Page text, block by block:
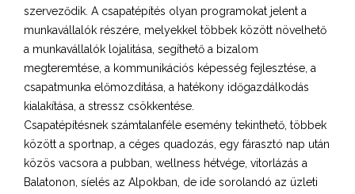
szerveződik. A csapatépítés olyan programokat jelent a
munkavállalók részére, melyekkel többek között növelhető
a munkavállalók lojalitása, segíthető a bizalom
megteremtése, a kommunikációs képesség fejlesztése, a
csapatmunka előmozdítása, a hatékony időgazdálkodás
kialakítása, a stressz csökkentése.
Csapatépítésnek számtalanféle esemény tekinthető, többek
között a sportnap, a céges quadozás, egy fárasztó nap után
közös vacsora a pubban, wellness hétvége, vitorlázás a
Balatonon, síelés az Alpokban, de ide sorolandó az üzleti